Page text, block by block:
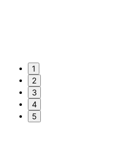
1
2
3
4
5